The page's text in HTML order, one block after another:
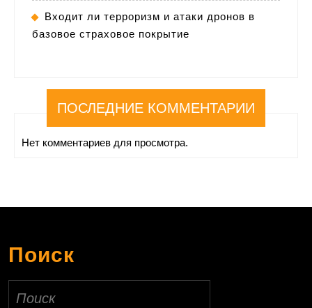
Входит ли терроризм и атаки дронов в
базовое страховое покрытие
ПОСЛЕДНИЕ КОММЕНТАРИИ
Нет комментариев для просмотра.
Поиск